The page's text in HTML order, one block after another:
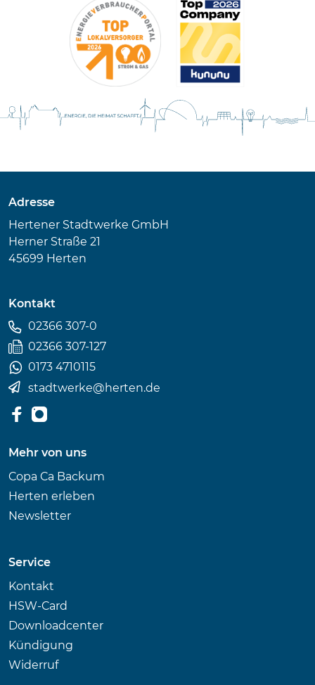
Adresse
Hertener Stadtwerke GmbH
Herner Straße 21
45699 Herten
Kontakt
02366 307-0
02366 307-127
0173 4710115
stadtwerke@herten.de
Mehr von uns
Copa Ca Backum
Herten erleben
Newsletter
Service
Kontakt
HSW-Card
Downloadcenter
Kündigung
Widerruf